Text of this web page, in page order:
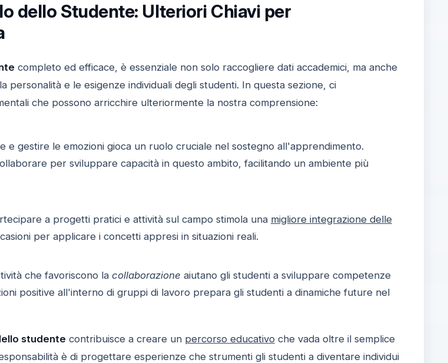
dello Studente: Ulteriori Chiavi per
completo ed efficace, è essenziale non solo raccogliere dati accademici, ma anche
personalità e le esigenze individuali degli studenti. In questa sezione, ci
che possono arricchire ulteriormente la nostra comprensione:
e gestire le emozioni gioca un ruolo cruciale nel sostegno all'apprendimento.
per sviluppare capacità in questo ambito, facilitando un ambiente più
a progetti pratici e attività sul campo stimola una migliore integrazione delle
per applicare i concetti appresi in situazioni reali.
che favoriscono la collaborazione aiutano gli studenti a sviluppare competenze
positive all'interno di gruppi di lavoro prepara gli studenti a dinamiche future nel
studente contribuisce a creare un percorso educativo che vada oltre il semplice
è di progettare esperienze che strumenti gli studenti a diventare individui